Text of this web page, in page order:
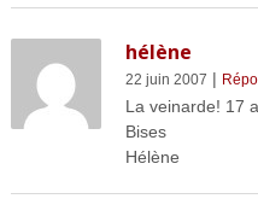
hélène
22 juin 2007 |
La veinarde! 17
Bises
Hélène